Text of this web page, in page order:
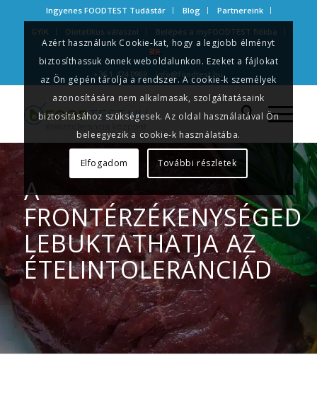
Ingyenes FOODTEST Tudástár Blog
Partnereink
GYIK
Dietetikus válaszol Belépés a myFOODTEST fiókba
+36 1 424 0969 info@foodtest.hu
A
FRONTÉRZÉKENYSÉGED
LEBUKTATHATJA AZ
ÉTELINTOLERANCIÁD
Azért használunk Cookie-kat, hogy a legjobb élményt
biztosíthassuk önnek weboldalunkon. Ezeket a fájlokat
az Ön gépén tárolja a rendszer. A cookie-k személyek
azonosítására nem alkalmasak, szolgáltatásaink
biztosításához szükségesek. Az oldal használatával Ön
beleegyezik a cookie-k használatába.
Elfogadom További részletek